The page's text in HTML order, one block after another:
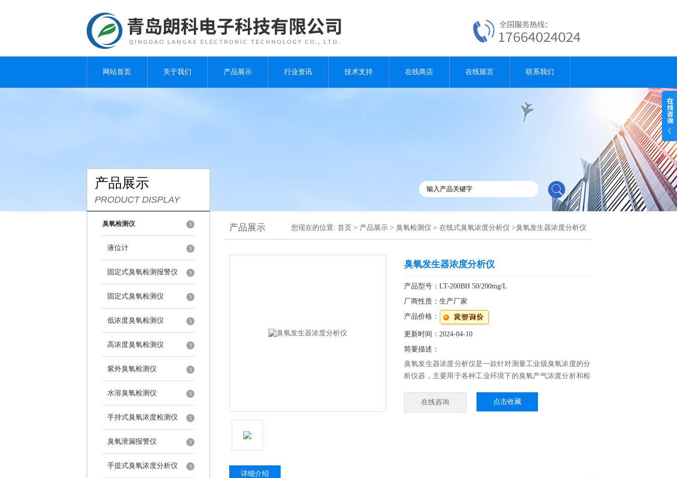
网站首页 关于我们 产品展示 行业资讯 技术支持 在线商店 在线留言 联系我们
产品展示
PRODUCT DISPLAY
臭氧检测仪
液位计
固定式臭氧检测报警仪
固定式臭氧检测仪
低浓度臭氧检测仪
高浓度臭氧检测仪
紫外臭氧检测仪
水溶臭氧检测仪
手持式臭氧浓度检测仪
臭氧泄漏报警仪
手提式臭氧浓度分析仪
产品展示 您现在的位置: 首页 > 产品展示 > 臭氧检测仪 > 在线式臭氧浓度分析仪 >臭氧发生器浓度分析仪
臭氧发生器浓度分析仪
产品型号：LT-200BH 50/200mg/L
厂商性质：生产厂家
产品价格：
更新时间：2024-04-10
简要描述：
臭氧发生器浓度分析仪是一款针对测量工业级臭氧浓度的分
析仪器，主要用于各种工业环境下的臭氧产气浓度分析和检
对称式长光程紫外气室，不受水汽和污染干扰，具有测量精
度高、响应速度快、抗干扰能力强等特点。
在线咨询 点击收藏
详细介绍